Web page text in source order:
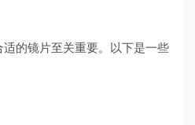
的镜片至关重要。以下是一些